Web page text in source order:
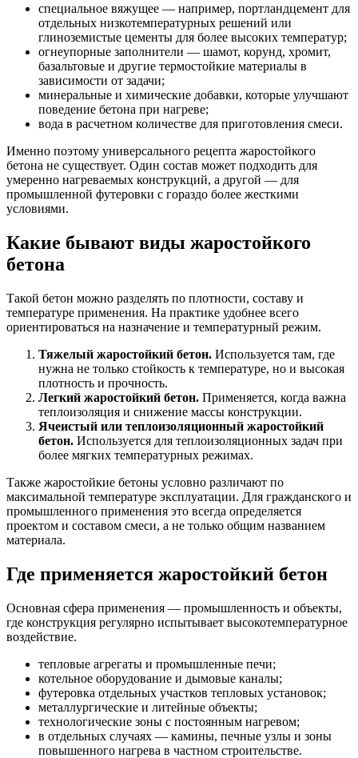
специальное вяжущее — например, портландцемент для
отдельных низкотемпературных решений или
глиноземистые цементы для более высоких температур;
огнеупорные заполнители — шамот, корунд, хромит,
базальтовые и другие термостойкие материалы в
зависимости от задачи;
минеральные и химические добавки, которые улучшают
поведение бетона при нагреве;
вода в расчетном количестве для приготовления смеси.
Именно поэтому универсального рецепта жаростойкого
бетона не существует. Один состав может подходить для
умеренно нагреваемых конструкций, а другой — для
промышленной футеровки с гораздо более жесткими
условиями.
Какие бывают виды жаростойкого
бетона
Такой бетон можно разделять по плотности, составу и
температуре применения. На практике удобнее всего
ориентироваться на назначение и температурный режим.
Тяжелый жаростойкий бетон. Используется там, где
нужна не только стойкость к температуре, но и высокая
плотность и прочность.
Легкий жаростойкий бетон. Применяется, когда важна
теплоизоляция и снижение массы конструкции.
Ячеистый или теплоизоляционный жаростойкий
бетон. Используется для теплоизоляционных задач при
более мягких температурных режимах.
Также жаростойкие бетоны условно различают по
максимальной температуре эксплуатации. Для гражданского и
промышленного применения это всегда определяется
проектом и составом смеси, а не только общим названием
материала.
Где применяется жаростойкий бетон
Основная сфера применения — промышленность и объекты,
где конструкция регулярно испытывает высокотемпературное
воздействие.
тепловые агрегаты и промышленные печи;
котельное оборудование и дымовые каналы;
футеровка отдельных участков тепловых установок;
металлургические и литейные объекты;
технологические зоны с постоянным нагревом;
в отдельных случаях — камины, печные узлы и зоны
повышенного нагрева в частном строительстве.